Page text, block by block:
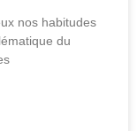
nos habitudes
du